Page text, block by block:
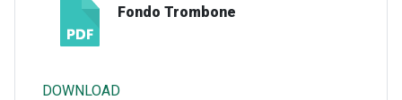
Fondo Trombone
DOWNLOAD